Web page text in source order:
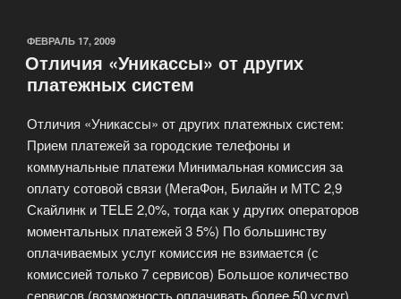
ОПУБЛИКОВАНО
ФЕВРАЛЬ 17, 2009
Отличия «Уникассы» от других
платежных систем
Отличия «Уникассы» от других платежных систем:
Прием платежей за городские телефоны и
коммунальные платежи Минимальная комиссия за
оплату сотовой связи (МегаФон, Билайн и МТС 2,9
Скайлинк и TELE 2,0%, тогда как у других операторов
моментальных платежей 3 5%) По большинству
оплачиваемых услуг комиссия не взимается (с
комиссией только 7 сервисов) Большое количество
сервисов (возможность оплачивать более 50 услуг)